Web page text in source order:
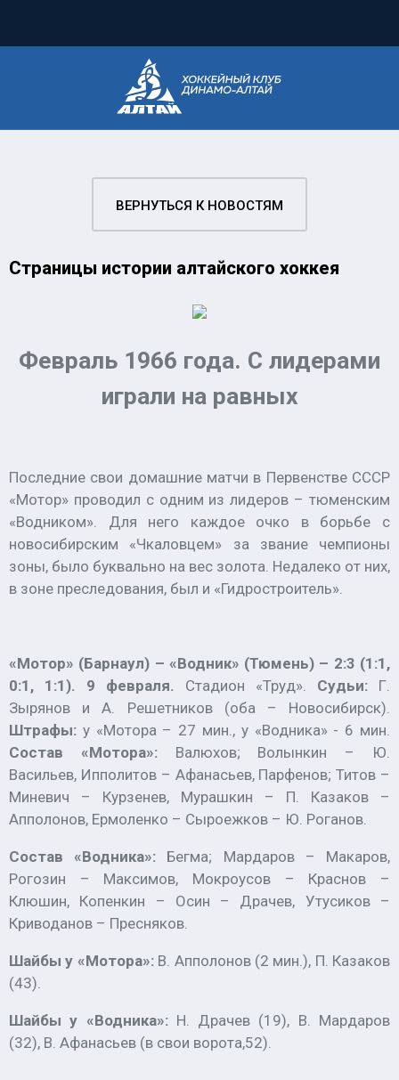
ВЕРНУТЬСЯ К НОВОСТЯМ
Страницы истории алтайского хоккея
Февраль 1966 года. С лидерами
играли на равных
Последние свои домашние матчи в Первенстве СССР
«Мотор» проводил с одним из лидеров – тюменским
«Водником». Для него каждое очко в борьбе с
новосибирским «Чкаловцем» за звание чемпионы
зоны, было буквально на вес золота. Недалеко от них,
в зоне преследования, был и «Гидростроитель».
«Мотор» (Барнаул) – «Водник» (Тюмень) – 2:3 (1:1,
0:1, 1:1). 9 февраля. Стадион «Труд». Судьи: Г.
Зырянов и А. Решетников (оба – Новосибирск).
Штрафы: у «Мотора – 27 мин., у «Водника» - 6 мин.
Состав «Мотора»: Валюхов; Волынкин – Ю.
Васильев, Ипполитов – Афанасьев, Парфенов; Титов –
Миневич – Курзенев, Мурашкин – П. Казаков –
Апполонов, Ермоленко – Сыроежков – Ю. Роганов.
Состав «Водника»: Бегма; Мардаров – Макаров,
Рогозин – Максимов, Мокроусов – Краснов –
Клюшин, Копенкин – Осин – Драчев, Утусиков –
Криводанов – Пресняков.
Шайбы у «Мотора»: В. Апполонов (2 мин.), П. Казаков
(43).
Шайбы у «Водника»: Н. Драчев (19), В. Мардаров
(32), В. Афанасьев (в свои ворота,52).